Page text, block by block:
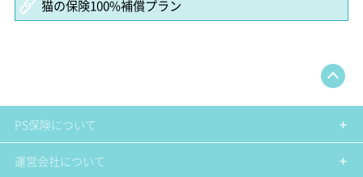
猫の保険100%補償プラン
PS保険について
運営会社について